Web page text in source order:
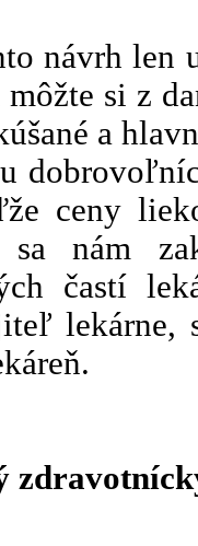
návrh len
si z
a
ceny
sa nám
častí
lekárne,